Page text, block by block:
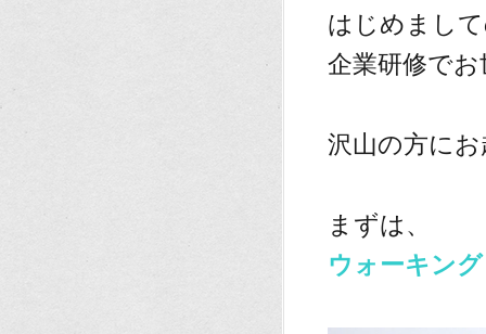
はじめまし
企業研修で
沢山の方に
まずは、
ウォーキン